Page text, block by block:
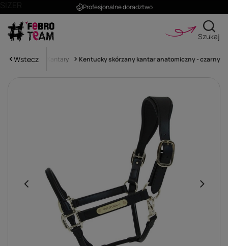
Profesjonalne doradztwo
Szukaj
Wstecz
i uwiązy Kantary Kentucky skórzany kantar anatomiczny - czarny